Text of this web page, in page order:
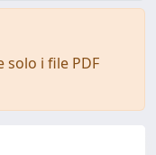
solo i file PDF